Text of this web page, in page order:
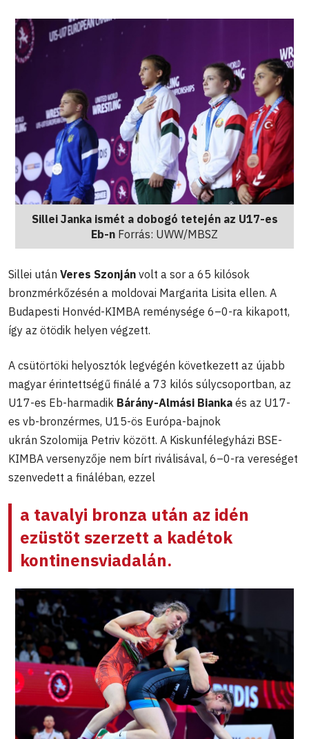
Sillei Janka ismét a dobogó tetején az U17-es
Eb-n Forrás: UWW/MBSZ
Sillei után Veres Szonján volt a sor a 65 kilósok
bronzmérkőzésén a moldovai Margarita Lisita ellen. A
Budapesti Honvéd-KIMBA reménysége 6–0-ra kikapott,
így az ötödik helyen végzett.
A csütörtöki helyosztók legvégén következett az újabb
magyar érintettségű finálé a 73 kilós súlycsoportban, az
U17-es Eb-harmadik Bárány-Almási Bianka és az U17-
es vb-bronzérmes, U15-ös Európa-bajnok
ukrán Szolomija Petriv között. A Kiskunfélegyházi BSE-
KIMBA versenyzője nem bírt riválisával, 6–0-ra vereséget
szenvedett a fináléban, ezzel
a tavalyi bronza után az idén
ezüstöt szerzett a kadétok
kontinensviadalán.